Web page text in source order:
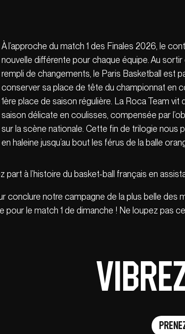
À l’approche du match 1 des Finales 2026, le
nouvelle différente pour chaque équipe. Au sortir
rempli de changements, le Paris Basketball est
conserver sa place de tête du championnat en
1ère place de saison régulière. La Roca Team vit
saison délicate en coulisses, compensée par
sur la scène nationale. Cette fin de trilogie nous
en haleine jusqu’au bout les férus de la balle
part à l’histoire du basket-ball français en
conclure notre campagne de la plus belle des
pour le match 1 de dimanche ! Ne loupez pas